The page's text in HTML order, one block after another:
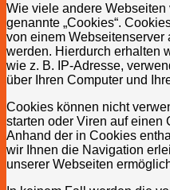
Wie viele andere
genannte „Cookies“.
von einem Webseitenserver
werden. Hierdurch erhalten
wie z. B. IP-Adresse,
über Ihren Computer und
Cookies können nicht
starten oder Viren auf einen
Anhand der in Cookies
wir Ihnen die Navigation
unserer Webseiten